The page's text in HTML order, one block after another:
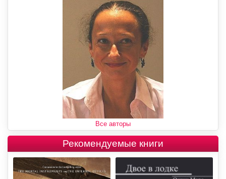
Все авторы
Рекомендуемые книги